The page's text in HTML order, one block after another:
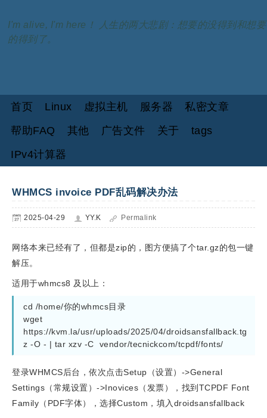
I'm alive, I'm here！ 人生的两大悲剧：想要的没得到和想要
的得到了。
首页 Linux 虚拟主机 服务器
私密文章
帮助FAQ
其他 广告文件 关于
tags
IPv4计算器
WHMCS invoice PDF乱码解决办法
2025-04-29 YY.K Permalink
网络本来已经有了，但都是zip的，图方便搞了个tar.gz的包一键
解压。
适用于whmcs8 及以上：
cd /home/你的whmcs目录
wget
https://kvm.la/usr/uploads/2025/04/droidsansfallback.tg
z -O - | tar xzv -C  vendor/tecnickcom/tcpdf/fonts/
登录WHMCS后台，依次点击Setup（设置）->General
Settings（常规设置）->Inovices（发票），找到TCPDF Font
Family（PDF字体），选择Custom，填入droidsansfallback